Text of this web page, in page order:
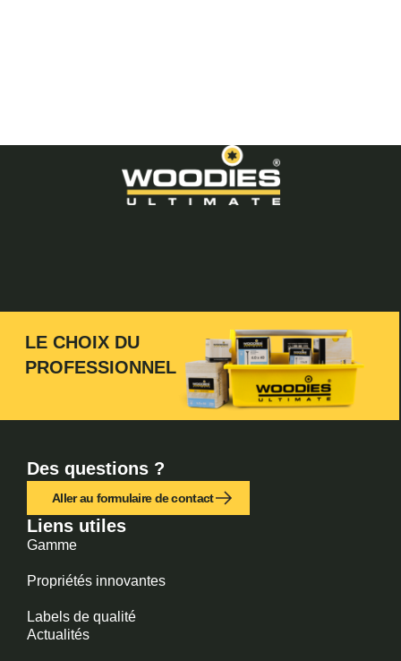
LE CHOIX DU
PROFESSIONNEL
Des questions ?
Aller au formulaire de contact
Liens utiles
Gamme
Propriétés innovantes
Labels de qualité
Actualités